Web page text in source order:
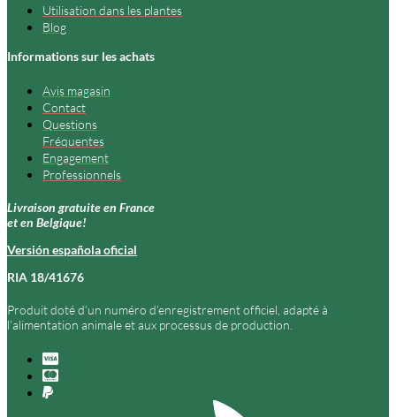
Utilisation dans les plantes
Blog
Informations sur les achats
Avis magasin
Contact
Questions
Fréquentes
Engagement
Professionnels
Livraison gratuite en France
et en Belgique!
Versión española oficial
RIA 18/41676
Produit doté d’un numéro d’enregistrement officiel, adapté à
l’alimentation animale et aux processus de production.